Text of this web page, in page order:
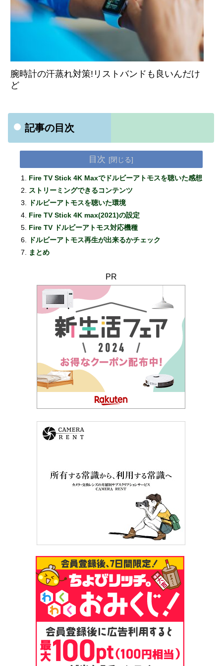
腕時計の汗蒸れ対策!リストバンドも良いんだけ
ど
記事の目次
目次
Fire TV Stick 4K Maxでドルビーアトモスを聴いた感想
ストリーミングできるコンテンツ
ドルビーアトモスを聴いた環境
Fire TV Stick 4K max(2021)の設定
Fire TV ドルビーアトモス対応機種
ドルビーアトモス再生が出来るかチェック
まとめ
PR